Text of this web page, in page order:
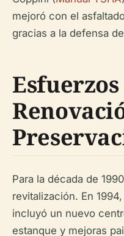
mejoró con el
gracias a la defensa
Esfuerzos
Para la década de
revitalización. En
incluyó un nuevo
estanque y mejoras